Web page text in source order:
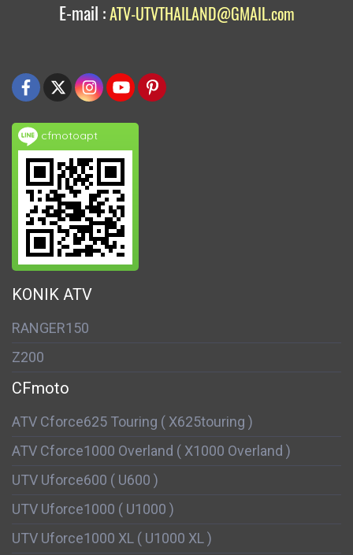
E-mail :ATV-UTVTHAILAND@GMAIL.com
cfmotoapt
KONIK ATV
RANGER150
Z200
CFmoto
ATV Cforce625 Touring ( X625touring )
ATV Cforce1000 Overland ( X1000 Overland )
UTV Uforce600 ( U600 )
UTV Uforce1000 ( U1000 )
UTV Uforce1000 XL ( U1000 XL )